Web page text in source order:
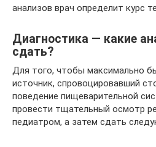
анализов врач определит курс
Диагностика — какие
сдать?
Для того, чтобы максимально
источник, спровоцировавший
поведение пищеварительной
провести тщательный осмотр
педиатром, а затем сдать